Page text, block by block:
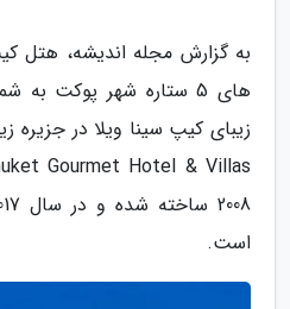
به گزارش مجله اندیشه، هتل
های 5 ستاره شهر پوکت
زیبای کیپ سینا ویلا در جزیره
است.